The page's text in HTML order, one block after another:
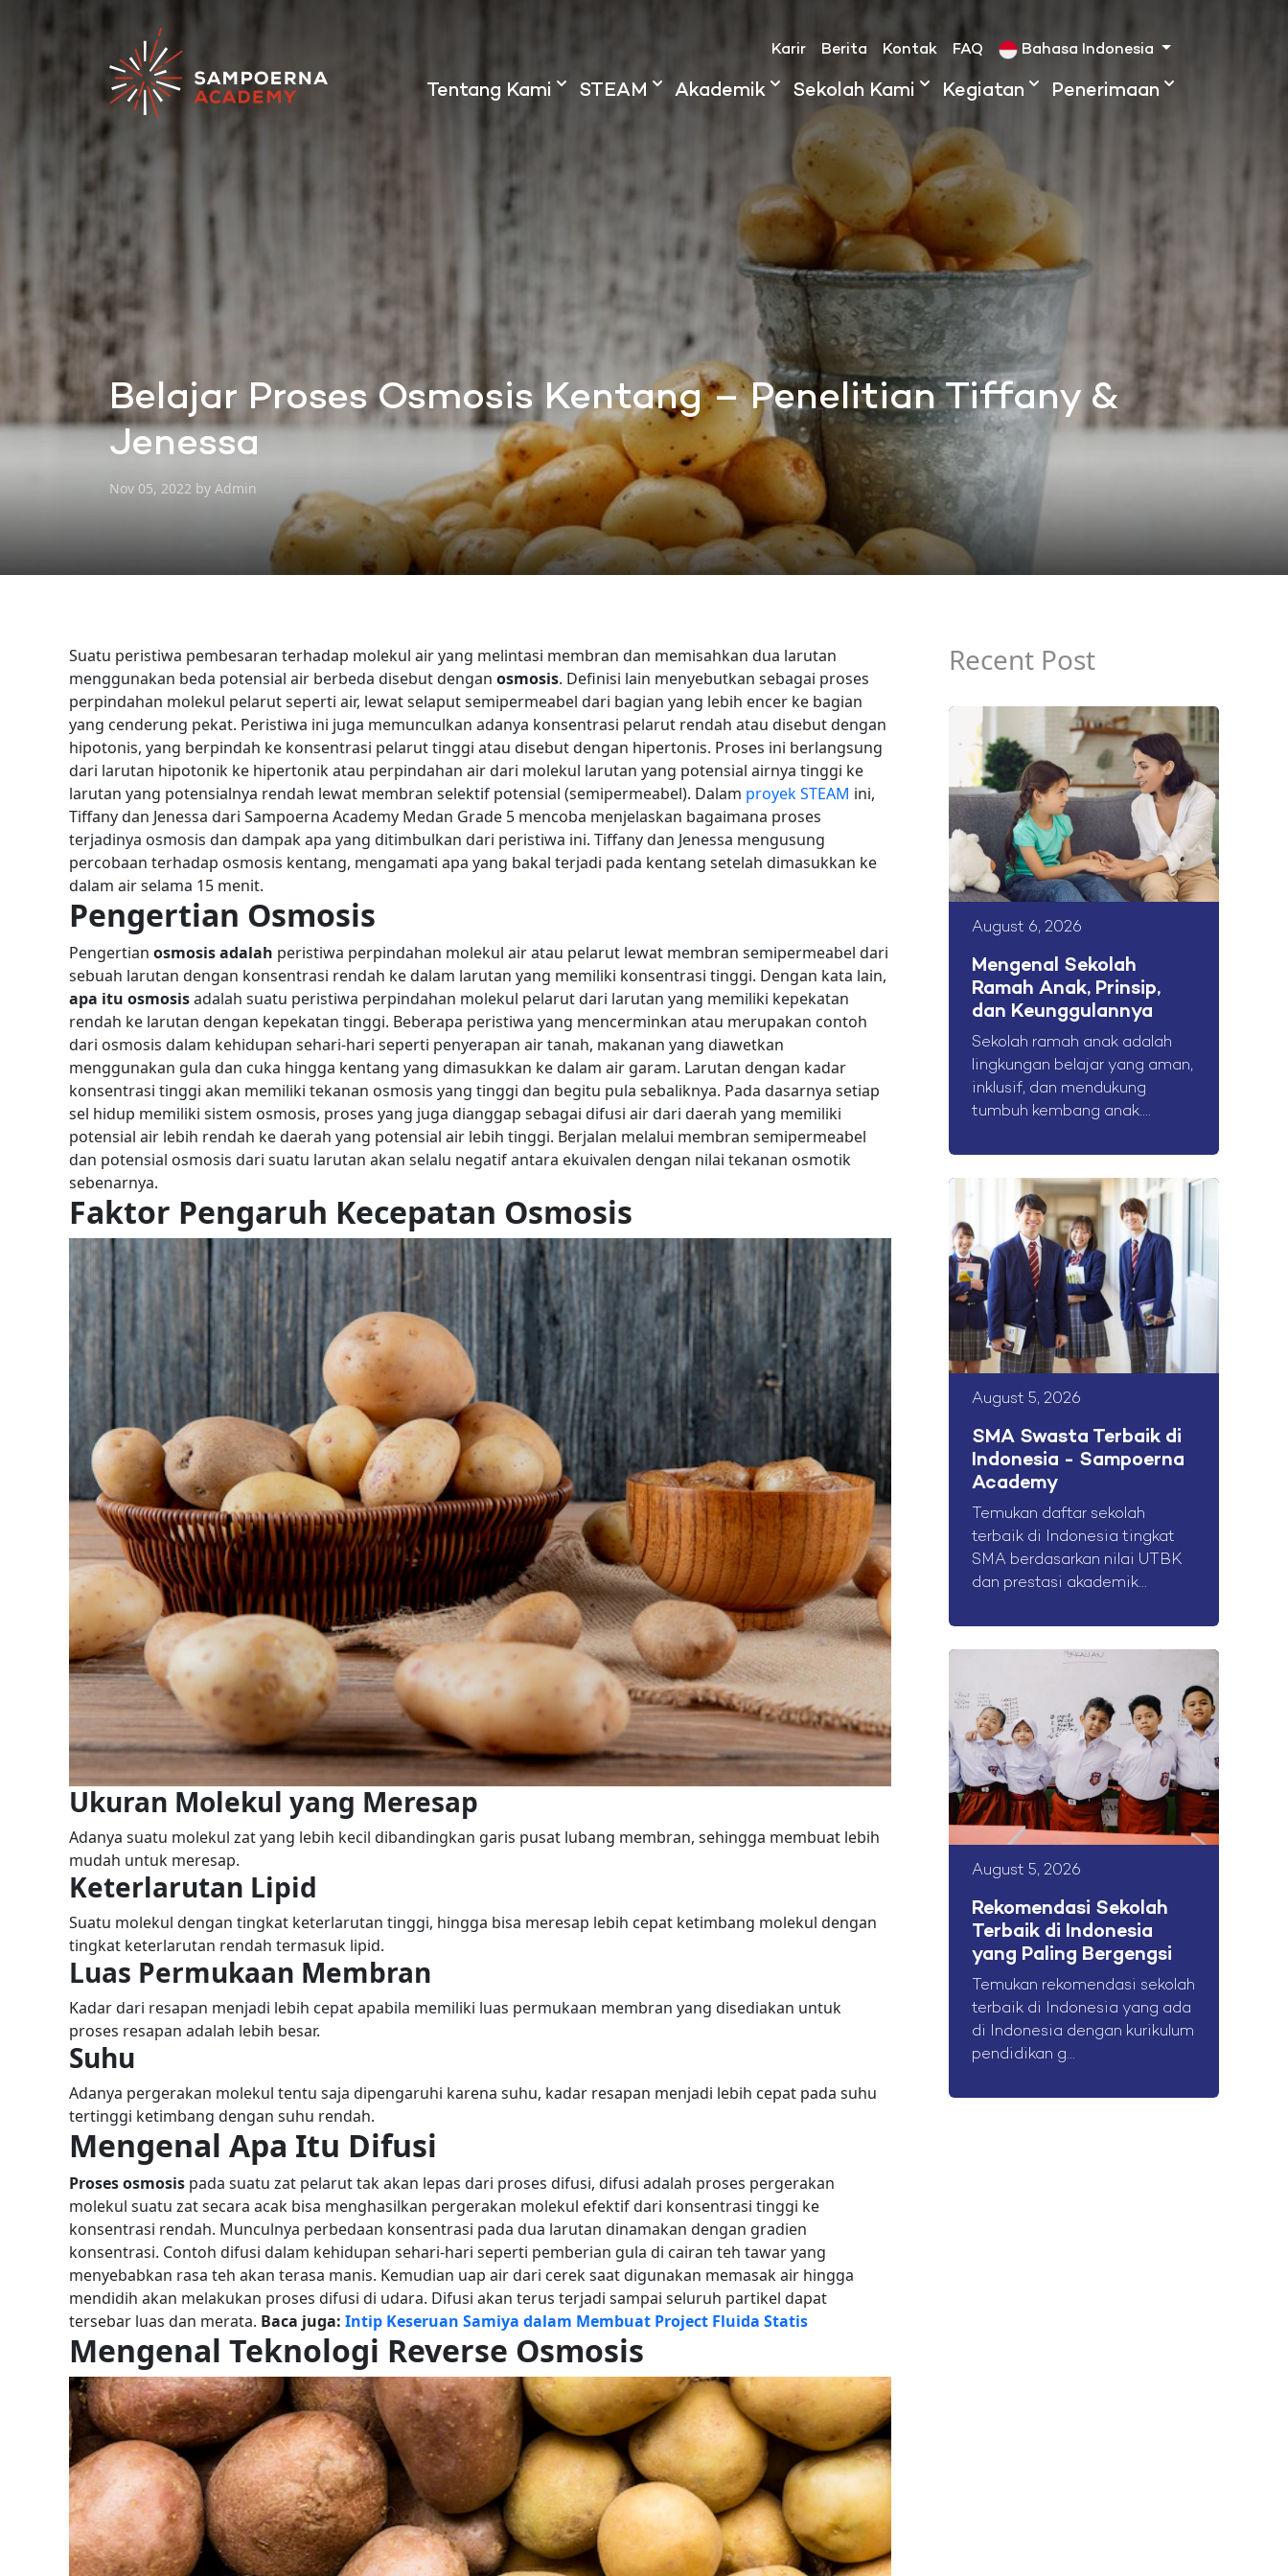
Karir Berita Kontak FAQ Bahasa Indonesia
Tentang Kami STEAM Akademik Sekolah Kami Kegiatan Penerimaan
Belajar Proses Osmosis Kentang – Penelitian Tiffany &
Jenessa
Nov 05, 2022 by Admin
Suatu peristiwa pembesaran terhadap molekul air yang melintasi membran dan memisahkan dua larutan
menggunakan beda potensial air berbeda disebut dengan osmosis. Definisi lain menyebutkan sebagai proses
perpindahan molekul pelarut seperti air, lewat selaput semipermeabel dari bagian yang lebih encer ke bagian
yang cenderung pekat. Peristiwa ini juga memunculkan adanya konsentrasi pelarut rendah atau disebut dengan
hipotonis, yang berpindah ke konsentrasi pelarut tinggi atau disebut dengan hipertonis. Proses ini berlangsung
dari larutan hipotonik ke hipertonik atau perpindahan air dari molekul larutan yang potensial airnya tinggi ke
larutan yang potensialnya rendah lewat membran selektif potensial (semipermeabel). Dalam proyek STEAM ini,
Tiffany dan Jenessa dari Sampoerna Academy Medan Grade 5 mencoba menjelaskan bagaimana proses
terjadinya osmosis dan dampak apa yang ditimbulkan dari peristiwa ini. Tiffany dan Jenessa mengusung
percobaan terhadap osmosis kentang, mengamati apa yang bakal terjadi pada kentang setelah dimasukkan ke
dalam air selama 15 menit.
Pengertian Osmosis
Pengertian osmosis adalah peristiwa perpindahan molekul air atau pelarut lewat membran semipermeabel dari
sebuah larutan dengan konsentrasi rendah ke dalam larutan yang memiliki konsentrasi tinggi. Dengan kata lain,
apa itu osmosisadalah suatu peristiwa perpindahan molekul pelarut dari larutan yang memiliki kepekatan
rendah ke larutan dengan kepekatan tinggi. Beberapa peristiwa yang mencerminkan atau merupakan contoh
dari osmosis dalam kehidupan sehari-hari seperti penyerapan air tanah, makanan yang diawetkan
menggunakan gula dan cuka hingga kentang yang dimasukkan ke dalam air garam. Larutan dengan kadar
konsentrasi tinggi akan memiliki tekanan osmosis yang tinggi dan begitu pula sebaliknya. Pada dasarnya setiap
sel hidup memiliki sistem osmosis, proses yang juga dianggap sebagai difusi air dari daerah yang memiliki
potensial air lebih rendah ke daerah yang potensial air lebih tinggi. Berjalan melalui membran semipermeabel
dan potensial osmosis dari suatu larutan akan selalu negatif antara ekuivalen dengan nilai tekanan osmotik
sebenarnya.
Faktor Pengaruh Kecepatan Osmosis
Ukuran Molekul yang Meresap
Adanya suatu molekul zat yang lebih kecil dibandingkan garis pusat lubang membran, sehingga membuat lebih
mudah untuk meresap.
Keterlarutan Lipid
Suatu molekul dengan tingkat keterlarutan tinggi, hingga bisa meresap lebih cepat ketimbang molekul dengan
tingkat keterlarutan rendah termasuk lipid.
Luas Permukaan Membran
Kadar dari resapan menjadi lebih cepat apabila memiliki luas permukaan membran yang disediakan untuk
proses resapan adalah lebih besar.
Suhu
Adanya pergerakan molekul tentu saja dipengaruhi karena suhu, kadar resapan menjadi lebih cepat pada suhu
tertinggi ketimbang dengan suhu rendah.
Mengenal Apa Itu Difusi
Proses osmosis pada suatu zat pelarut tak akan lepas dari proses difusi, difusi adalah proses pergerakan
molekul suatu zat secara acak bisa menghasilkan pergerakan molekul efektif dari konsentrasi tinggi ke
konsentrasi rendah. Munculnya perbedaan konsentrasi pada dua larutan dinamakan dengan gradien
konsentrasi. Contoh difusi dalam kehidupan sehari-hari seperti pemberian gula di cairan teh tawar yang
menyebabkan rasa teh akan terasa manis. Kemudian uap air dari cerek saat digunakan memasak air hingga
mendidih akan melakukan proses difusi di udara. Difusi akan terus terjadi sampai seluruh partikel dapat
tersebar luas dan merata. Baca juga: Intip Keseruan Samiya dalam Membuat Project Fluida Statis
Mengenal Teknologi Reverse Osmosis
Recent Post
August 6, 2026
Mengenal Sekolah
Ramah Anak, Prinsip,
dan Keunggulannya
Sekolah ramah anak adalah
lingkungan belajar yang aman,
inklusif, dan mendukung
tumbuh kembang anak....
August 5, 2026
SMA Swasta Terbaik di
Indonesia - Sampoerna
Academy
Temukan daftar sekolah
terbaik di Indonesia tingkat
SMA berdasarkan nilai UTBK
dan prestasi akademik...
August 5, 2026
Rekomendasi Sekolah
Terbaik di Indonesia
yang Paling Bergengsi
Temukan rekomendasi sekolah
terbaik di Indonesia yang ada
di Indonesia dengan kurikulum
pendidikan g...